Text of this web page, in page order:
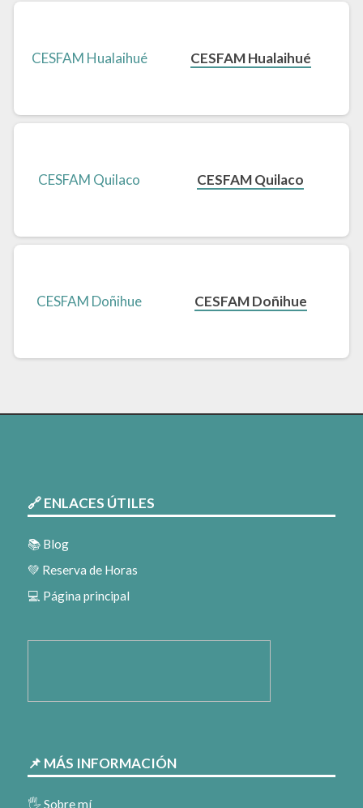
CESFAM Hualaihué
CESFAM Quilaco
CESFAM Doñihue
🔗 ENLACES ÚTILES
📚 Blog
💚 Reserva de Horas
💻 Página principal
📌 MÁS INFORMACIÓN
🖐️ Sobre mí